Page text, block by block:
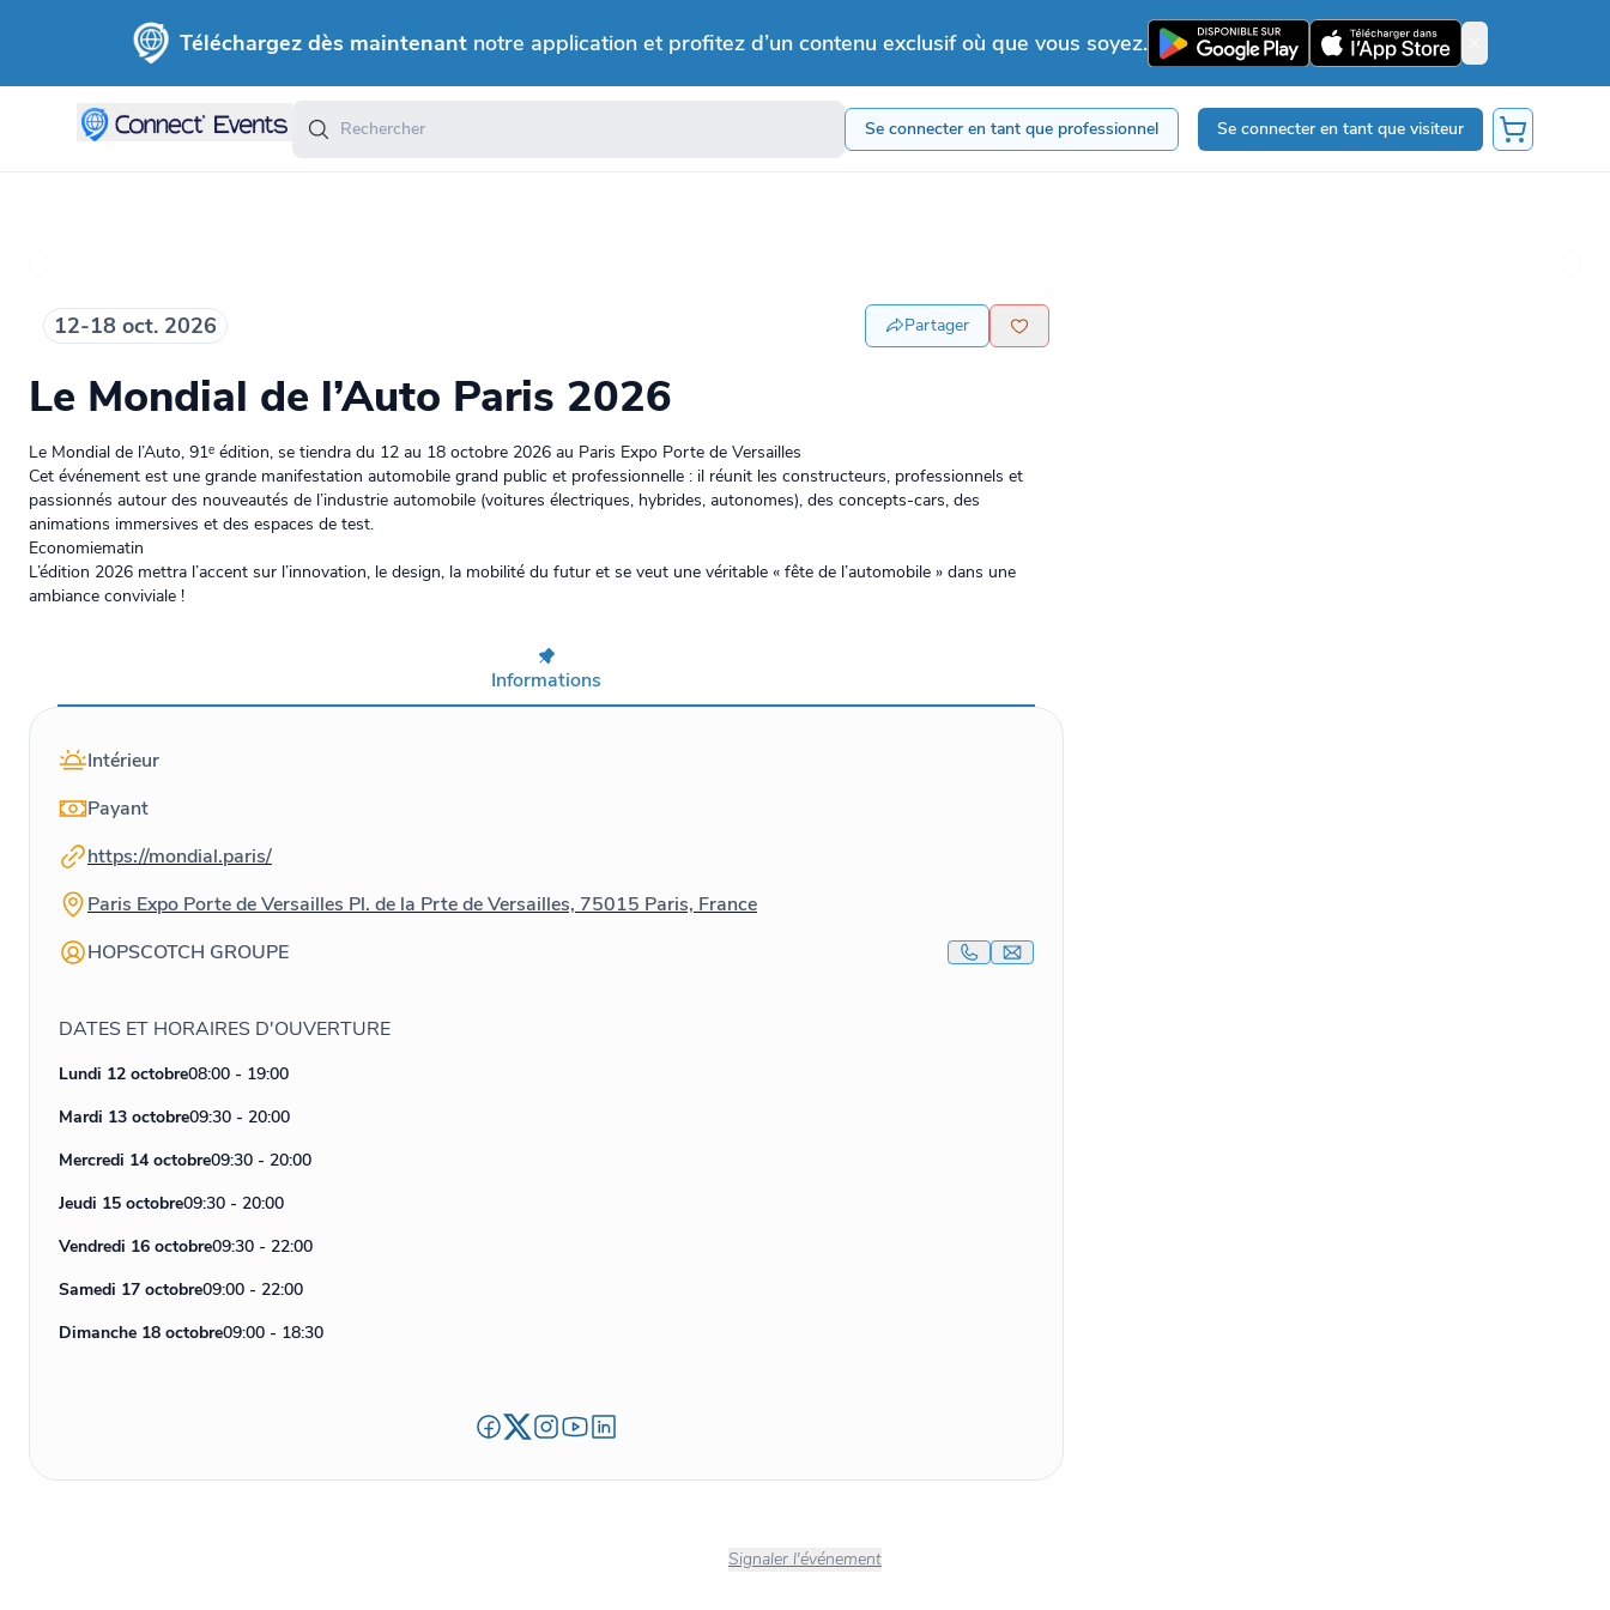
Téléchargez dès maintenant notre application et profitez d’un contenu exclusif où que vous soyez.
Se connecter en tant que professionnel Se connecter en tant que visiteur
12-18 oct. 2026 Partager
Le Mondial de l’Auto Paris 2026
Le Mondial de l’Auto, 91ᵉ édition, se tiendra du 12 au 18 octobre 2026 au Paris Expo Porte de Versailles
Cet événement est une grande manifestation automobile grand public et professionnelle : il réunit les constructeurs, professionnels et
passionnés autour des nouveautés de l’industrie automobile (voitures électriques, hybrides, autonomes), des concepts-cars, des
animations immersives et des espaces de test.
Economiematin
L’édition 2026 mettra l’accent sur l’innovation, le design, la mobilité du futur et se veut une véritable « fête de l’automobile » dans une
ambiance conviviale !
Informations
Intérieur
Payant
https://mondial.paris/
Paris Expo Porte de Versailles Pl. de la Prte de Versailles, 75015 Paris, France
HOPSCOTCH GROUPE
DATES ET HORAIRES D'OUVERTURE
Lundi 12 octobre08:00 - 19:00
Mardi 13 octobre09:30 - 20:00
Mercredi 14 octobre09:30 - 20:00
Jeudi 15 octobre09:30 - 20:00
Vendredi 16 octobre09:30 - 22:00
Samedi 17 octobre09:00 - 22:00
Dimanche 18 octobre09:00 - 18:30
Signaler l'événement